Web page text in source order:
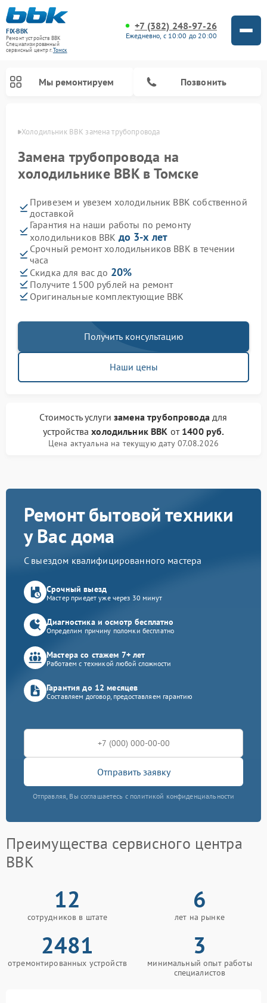
FIX-BBK
Ремонт устройств BBK
Специализированный
cервисный центр г.Томск
+7 (382) 248-97-26
Ежедневно, с 10:00 до 20:00
Мы ремонтируем Позвонить
Холодильник BBK замена трубопровода
Замена трубопровода на
холодильнике BBK в Томске
Привезем и увезем холодильник BBK собственной
доставкой
Гарантия на наши работы по ремонту
холодильников BBK до 3-х лет
Срочный ремонт холодильников BBK в течении
часа
Скидка для вас до 20%
Получите 1500 рублей на ремонт
Оригинальные комплектующие BBK
Получить консультацию
Наши цены
Стоимость услугизамена трубопроводадля
устройствахолодильник BBK от 1400 руб.
Цена актуальна на текущую дату 07.08.2026
Ремонт бытовой техники
у Вас дома
С выездом квалифицированного мастера
Срочный выезд
Мастер приедет уже через 30 минут
Диагностика и осмотр бесплатно
Определим причину поломки бесплатно
Мастера со стажем 7+ лет
Работаем с техникой любой сложности
Гарантия до 12 месяцев
Составляем договор, предоставляем гарантию
Отправить заявку
Отправляя, Вы соглашаетесь с политикой конфиденциальности
Преимущества сервисного центра
BBK
12
сотрудников в штате
6
лет на рынке
2481
отремонтированных устройств
3
минимальный опыт работы
специалистов